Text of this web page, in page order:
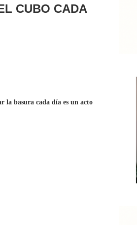
CUBO CADA
la basura cada día es un acto